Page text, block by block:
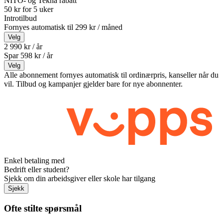
50 kr for 5 uker
Introtilbud
Fornyes automatisk til 299 kr / måned
Velg
2 990 kr / år
Spar 598 kr /år
Velg
Alle abonnement fornyes automatisk til ordinærpris, kanseller når du
vil. Tilbud og kampanjer gjelder bare for nye abonnenter.
Enkel betaling med
Bedrift eller student?
Sjekk om din arbeidsgiver eller skole har tilgang
Sjekk
Ofte stilte spørsmål